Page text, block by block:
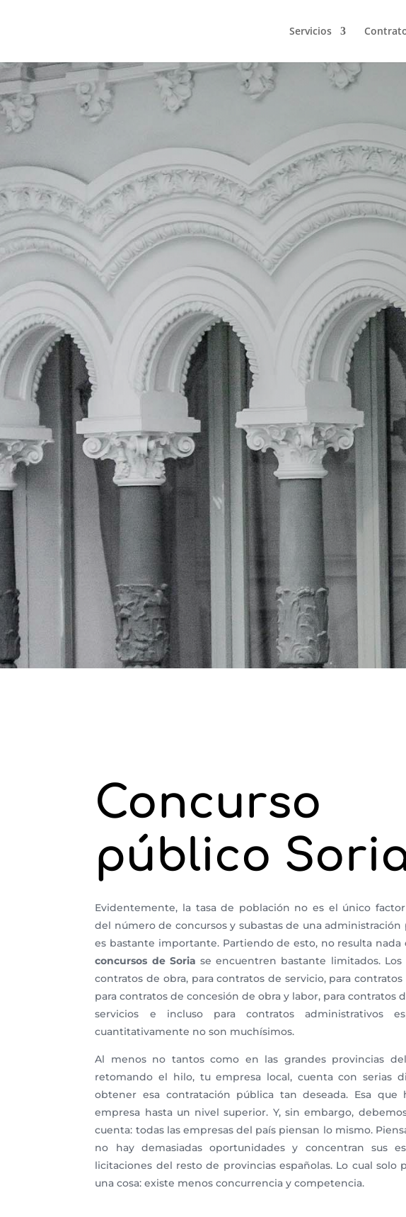
Servicios
Escríbenos para que podamos
encontrar el servicio que mejor se
adapta a tus necesidades:
He leido lapolítica de privacidady acceso a la
gestión de mis datos por parte de esta web.
Concurso
público
Evidentemente, la tasa de población no es el único
del número de concursos y subastas de una administración
es bastante importante. Partiendo de esto, no resulta nada
concursos de Soria se encuentren bastante limitados. Los
contratos de obra, para contratos de servicio, para
para contratos de concesión de obra y labor, para contratos
servicios e incluso para contratos administrativos
cuantitativamente no son muchísimos.
Al menos no tantos como en las grandes provincias
retomando el hilo, tu empresa local, cuenta con serias
obtener esa contratación pública tan deseada. Esa que
empresa hasta un nivel superior. Y, sin embargo,
cuenta: todas las empresas del país piensan lo mismo.
no hay demasiadas oportunidades y concentran sus
licitaciones del resto de provincias españolas. Lo cual solo
una cosa: existe menos concurrencia y competencia.